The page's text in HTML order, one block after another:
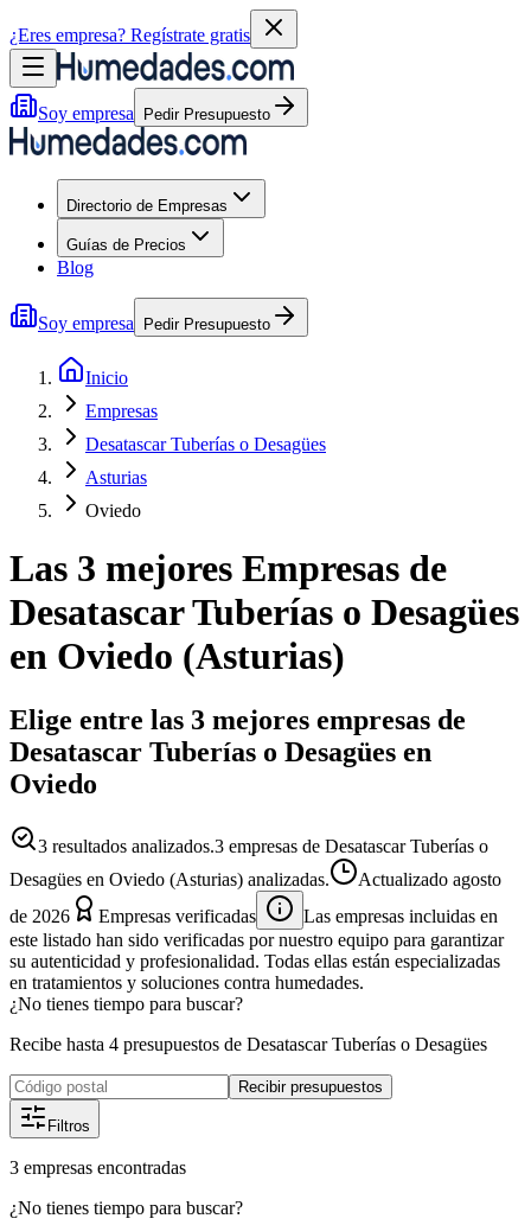
¿Eres empresa? Regístrate gratis
Soy empresa Pedir Presupuesto
Directorio de Empresas
Guías de Precios
Blog
Soy empresa Pedir Presupuesto
Inicio
Empresas
Desatascar Tuberías o Desagües
Asturias
Oviedo
Las 3 mejores Empresas de
Desatascar Tuberías o Desagües
en Oviedo (Asturias)
Elige entre las 3 mejores empresas de
Desatascar Tuberías o Desagües en
Oviedo
3 resultados analizados.3 empresas de Desatascar Tuberías o
Desagües en Oviedo (Asturias) analizadas.
Actualizado agosto
de 2026
Empresas verificadas
Las empresas incluidas en
este listado han sido verificadas por nuestro equipo para garantizar
su autenticidad y profesionalidad. Todas ellas están especializadas
en tratamientos y soluciones contra humedades.
¿No tienes tiempo para buscar?
Recibe hasta 4 presupuestos de Desatascar Tuberías o Desagües
Recibir presupuestos
Filtros
3 empresas encontradas
¿No tienes tiempo para buscar?